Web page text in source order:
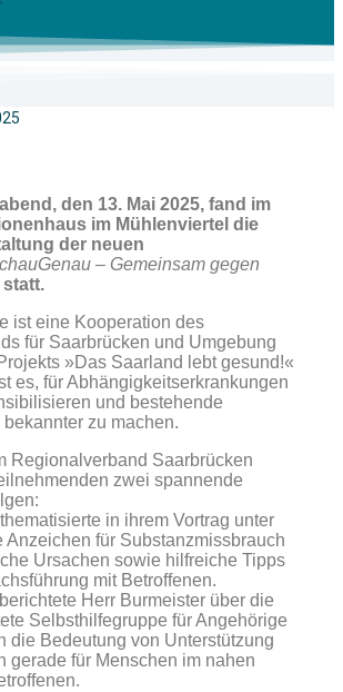
den 13. Mai 2025, fand im
im Mühlenviertel die
der neuen
– Gemeinsam gegen
statt.
ist eine Kooperation des
für Saarbrücken und Umgebung
»Das Saarland lebt gesund!«
es, für Abhängigkeitserkrankungen
und bestehende
zu machen.
Regionalverband Saarbrücken
zwei spannende
in ihrem Vortrag unter
Anzeichen für Substanzmissbrauch
Ursachen sowie hilfreiche Tipps
mit Betroffenen.
Herr Burmeister über die
Selbsthilfegruppe für Angehörige
die Bedeutung von Unterstützung
gerade für Menschen im nahen